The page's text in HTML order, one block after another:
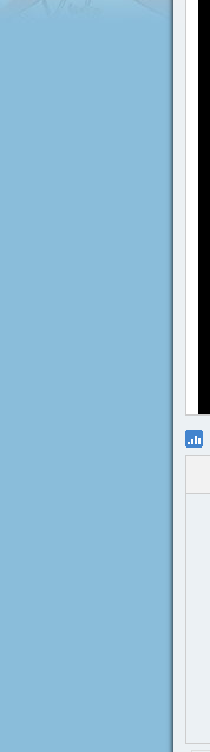
斗